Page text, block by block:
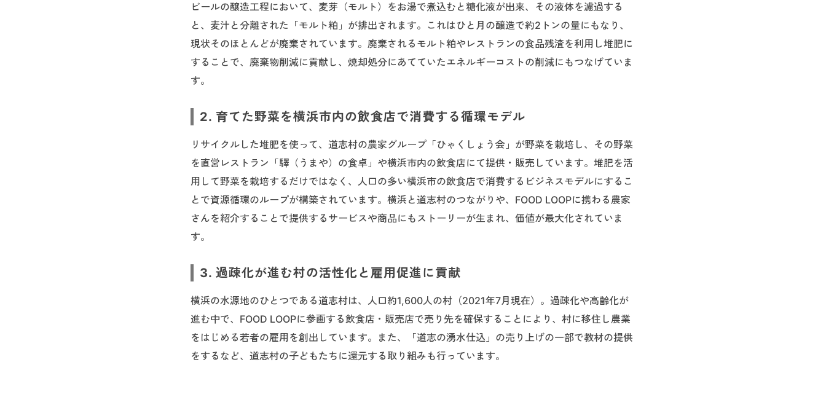
ビールの醸造工程において、麦芽（モルト）をお湯で煮込むと糖化液が出来、その液体を濾過する
と、麦汁と分離された「モルト粕」が排出されます。これはひと月の醸造で約2トンの量にもなり、
現状そのほとんどが廃棄されています。廃棄されるモルト粕やレストランの食品残渣を利用し堆肥に
することで、廃棄物削減に貢献し、焼却処分にあてていたエネルギーコストの削減にもつなげていま
す。
2. 育てた野菜を横浜市内の飲食店で消費する循環モデル
リサイクルした堆肥を使って、道志村の農家グループ「ひゃくしょう会」が野菜を栽培し、その野菜
を直営レストラン「驛（うまや）の食卓」や横浜市内の飲食店にて提供・販売しています。堆肥を活
用して野菜を栽培するだけではなく、人口の多い横浜市の飲食店で消費するビジネスモデルにするこ
とで資源循環のループが構築されています。横浜と道志村のつながりや、FOOD LOOPに携わる農家
さんを紹介することで提供するサービスや商品にもストーリーが生まれ、価値が最大化されていま
す。
3. 過疎化が進む村の活性化と雇用促進に貢献
横浜の水源地のひとつである道志村は、人口約1,600人の村（2021年7月現在）。過疎化や高齢化が
進む中で、FOOD LOOPに参画する飲食店・販売店で売り先を確保することにより、村に移住し農業
をはじめる若者の雇用を創出しています。また、「道志の湧水仕込」の売り上げの一部で教材の提供
をするなど、道志村の子どもたちに還元する取り組みも行っています。